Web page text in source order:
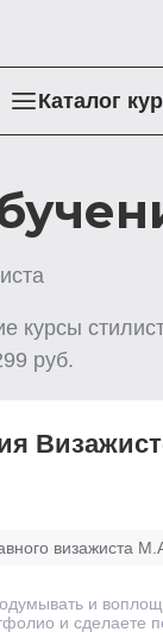
Каталог
курсы
руб.
визажиста
и
и сделаете